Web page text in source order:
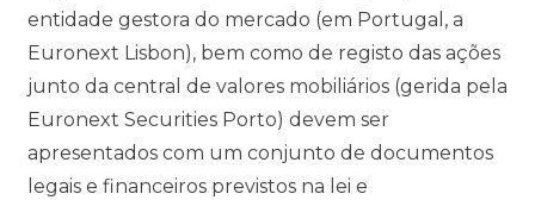
entidade gestora do mercado (em Portugal, a
Euronext Lisbon), bem como de registo das ações
junto da central de valores mobiliários (gerida pela
Euronext Securities Porto) devem ser
apresentados com um conjunto de documentos
legais e financeiros previstos na lei e